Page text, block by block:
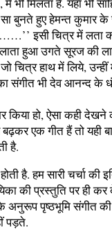
मिलता है. यहां भी
बुनते हुए हेमन्त कुमार के
इसी चित्र में लता
हुआ उगते सूरज की
चित्र हाथ में लिये,
संगीत भी देव आनन्द के
किया हो, ऐसा कही देखने
एक गीत हैं तो यही
है.
है. हम सारी चर्चा की
की प्रस्तुति पर ही कर
अनुरूप पृष्ठभूमि संगीत
पड़ते.